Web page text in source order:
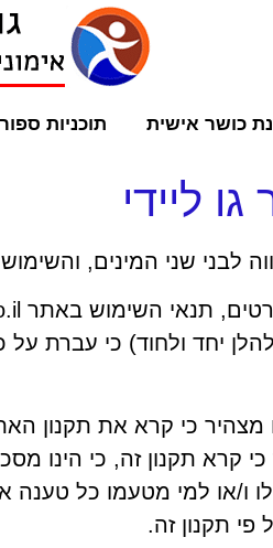
כושר אישית תוכניות
ליידי
לבני שני המינים,
תנאי השימוש באתר
יחד ולחוד) כי עברת
כי קרא את תקנון
קרא תקנון זה, כי הינו
ו/או למי מטעמו כל
תקנון זה.